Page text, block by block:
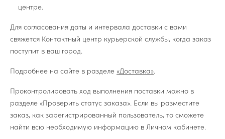
центре.
Для согласования даты и интервала доставки с вами
свяжется Контактный центр курьерской службы, когда заказ
поступит в ваш город.
Подробнее на сайте в разделе «Доставка».
Проконтролировать ход выполнения поставки можно в
разделе «Проверить статус заказа». Если вы разместите
заказ, как зарегистрированный пользователь, то сможете
найти всю необходимую информацию в Личном кабинете.